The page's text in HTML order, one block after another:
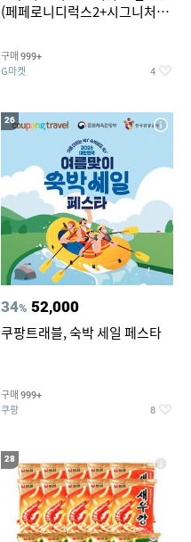
(페페로니디럭스2+시그니처익
구매 999+
G마켓 4
26
34% 52,000
쿠팡트래블, 숙박 세일 페스타
구매 999+
쿠팡 8
28